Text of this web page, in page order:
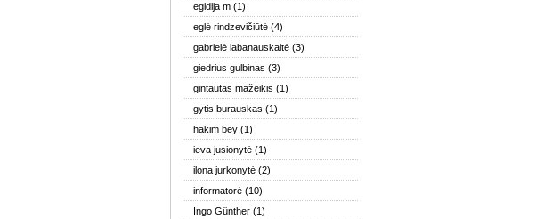
egidija m (1)
eglė rindzevičiūtė (4)
gabrielė labanauskaitė (3)
giedrius gulbinas (3)
gintautas mažeikis (1)
gytis burauskas (1)
hakim bey (1)
ieva jusionytė (1)
ilona jurkonytė (2)
informatorė (10)
Ingo Günther (1)